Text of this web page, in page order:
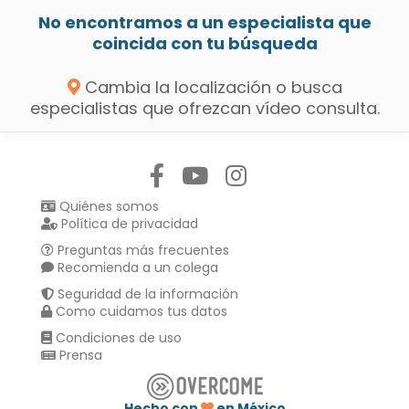
No encontramos a un especialista que
coincida con tu búsqueda
Cambia la localización o busca
especialistas que ofrezcan vídeo consulta.
Quiénes somos
Política de privacidad
Preguntas más frecuentes
Recomienda a un colega
Seguridad de la información
Como cuidamos tus datos
Condiciones de uso
Prensa